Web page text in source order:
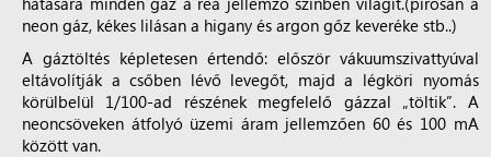
neon gáz, kékes lilásan a higany és argon gőz keveréke stb..)
A gáztöltés képletesen értendő: először vákuumszivattyúval
eltávolítják a csőben lévő levegőt, majd a légköri nyomás
körülbelül 1/100-ad részének megfelelő gázzal „töltik”. A
neoncsöveken átfolyó üzemi áram jellemzően 60 és 100 mA
között van.